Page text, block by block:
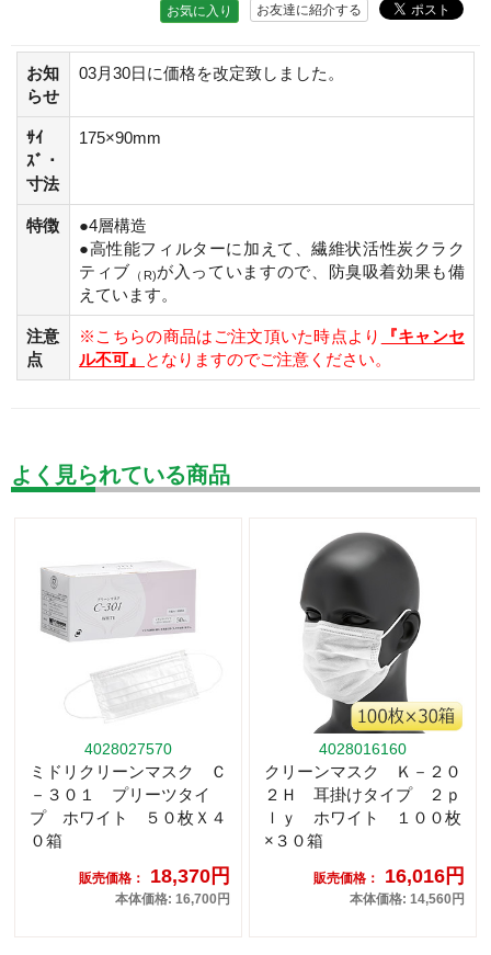
お友達に紹介する
お気に入り
お知
らせ
03月30日に価格を改定致しました。
ｻｲ
ｽﾞ・
寸法
175×90mm
特徴
●4層構造
●高性能フィルターに加えて、繊維状活性炭クラク
ティブ （R)が入っていますので、防臭吸着効果も備
えています。
注意
点
※こちらの商品はご注文頂いた時点より
『キャンセ
ル不可』 となりますのでご注意ください。
よく見られている商品
4028027570
ミドリクリーンマスク Ｃ
－３０１ プリーツタイ
プ ホワイト ５０枚Ｘ４
０箱
販売価格： 18,370円
本体価格: 16,700円
4028016160
クリーンマスク Ｋ－２０
２Ｈ 耳掛けタイプ ２ｐ
ｌｙ ホワイト １００枚
×３０箱
販売価格： 16,016円
本体価格: 14,560円